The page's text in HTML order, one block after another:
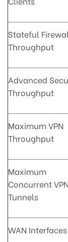
Stateful
Throughput
Advanced
Throughput
Maximum VPN
Throughput
Maximum
Concurrent
Tunnels
WAN Interfaces